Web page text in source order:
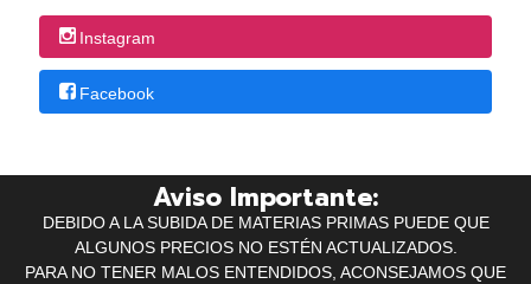
Instagram
Facebook
Aviso Importante:
DEBIDO A LA SUBIDA DE MATERIAS PRIMAS PUEDE QUE
ALGUNOS PRECIOS NO ESTÉN ACTUALIZADOS.
PARA NO TENER MALOS ENTENDIDOS, ACONSEJAMOS QUE